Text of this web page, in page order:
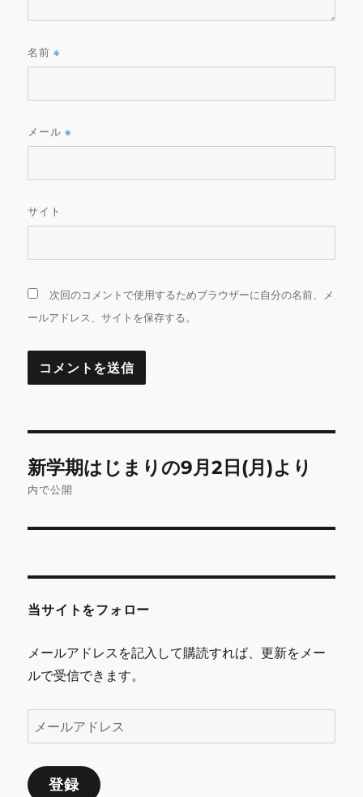
名前※
メール※
サイト
次回のコメントで使用するためブラウザーに自分の名前、メ
ールアドレス、サイトを保存する。
稿
ゲ
ー
シ
ョ
ン
新学期はじまりの9月2日(月)より
内で公開
当サイトをフォロー
メールアドレスを記入して購読すれば、更新をメー
ルで受信できます。
ー
ル
ア
登録